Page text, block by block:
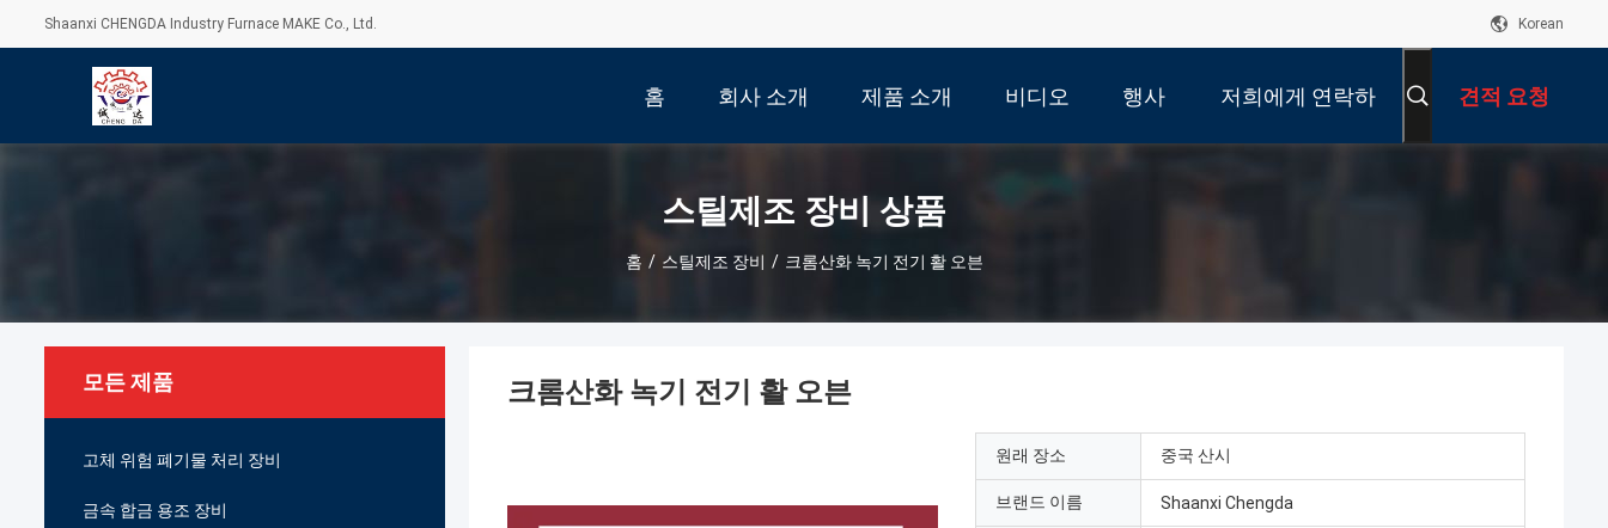
Shaanxi CHENGDA Industry Furnace MAKE Co., Ltd. Korean
홈 회사 소개 제품 소개 비디오 행사 저희에게 연락하 견적 요청
스틸제조 장비 상품
홈 / 스틸제조 장비 / 크롬산화 녹기 전기 활 오븐
모든 제품
고체 위험 폐기물 처리 장비
금속 합금 용조 장비
크롬산화 녹기 전기 활 오븐
원래 장소 중국 산시
브랜드 이름 Shaanxi Chengda